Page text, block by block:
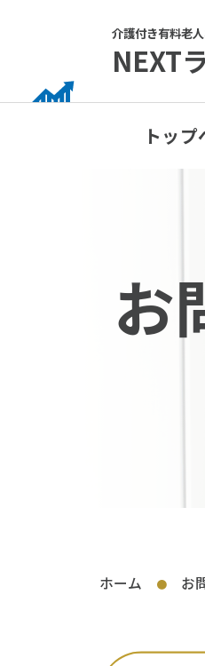
介護付き有料老
NEXT
トッ
お
ホーム ● お